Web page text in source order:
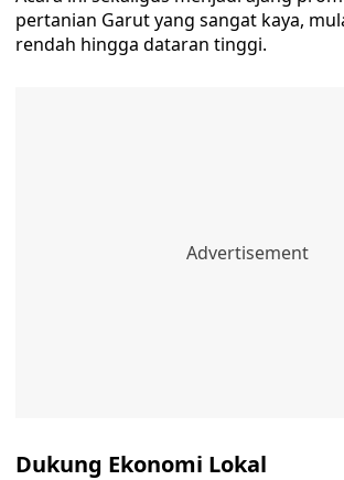
pertanian Garut yang sangat kaya,
rendah hingga dataran tinggi.
Dukung Ekonomi Lokal